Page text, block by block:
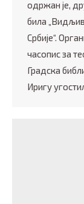
одржан је,
била
Србије“.
часопис за
Градска
Иригу